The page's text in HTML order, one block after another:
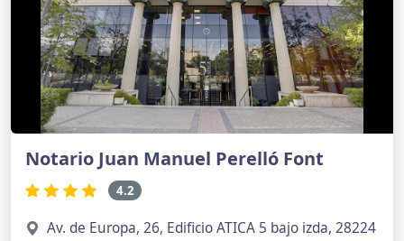
Notario Juan Manuel Perelló Font
4.2
Av. de Europa, 26, Edificio ATICA 5 bajo izda, 28224